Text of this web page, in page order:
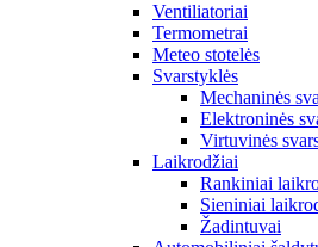
Ventiliatoriai
Termometrai
Meteo stotelės
Svarstyklės
Mechaninės
Elektroninės
Virtuvinės
Laikrodžiai
Rankiniai
Sieniniai
Žadintuvai